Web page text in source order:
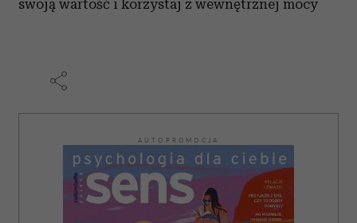
swoją wartość i korzystaj z wewnętrznej mocy
AUTOPROMOCJA